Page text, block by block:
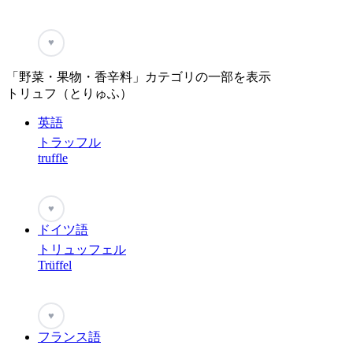
♥
「野菜・果物・香辛料」カテゴリの一部を表示
トリュフ（とりゅふ）
英語
トラッフル
truffle
♥
ドイツ語
トリュッフェル
Trüffel
♥
フランス語